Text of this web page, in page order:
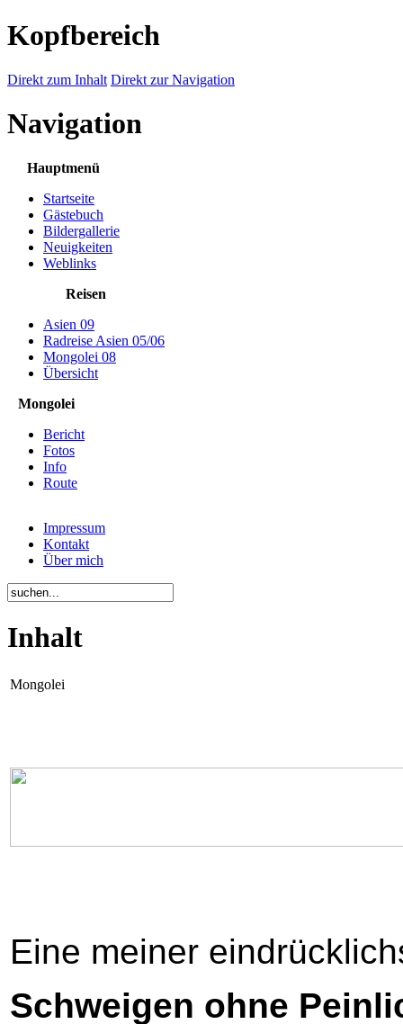
Kopfbereich
Direkt zum Inhalt Direkt zur Navigation
Navigation
Hauptmenü
Startseite
Gästebuch
Bildergallerie
Neuigkeiten
Weblinks
Reisen
Asien 09
Radreise Asien 05/06
Mongolei 08
Übersicht
Mongolei
Bericht
Fotos
Info
Route
Impressum
Kontakt
Über mich
Inhalt
Mongolei
Eine meiner
Schweigen ohne